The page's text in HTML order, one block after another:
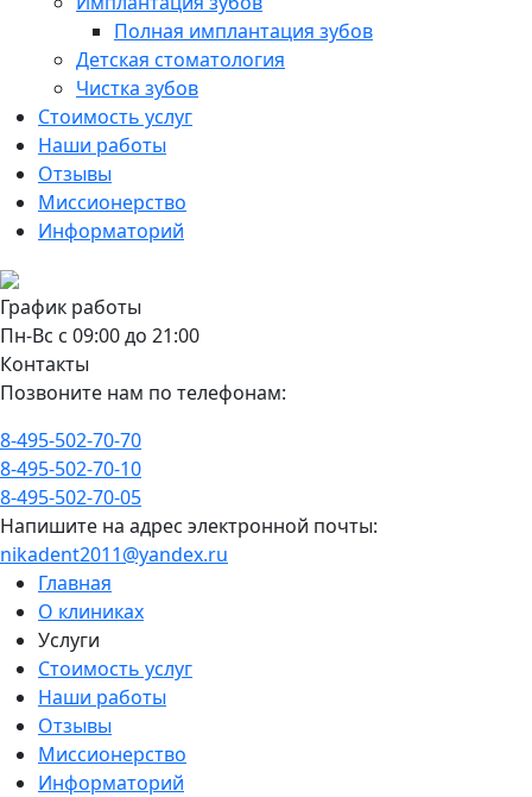
Полная имплантация зубов
Детская стоматология
Чистка зубов
Стоимость услуг
Наши работы
Отзывы
Миссионерство
Информаторий
График работы
Пн-Вс с 09:00 до 21:00
Контакты
Позвоните нам по телефонам:
8-495-502-70-70
8-495-502-70-10
8-495-502-70-05
Напишите на адрес электронной почты:
nikadent2011@yandex.ru
Главная
О клиниках
Услуги
Стоимость услуг
Наши работы
Отзывы
Миссионерство
Информаторий